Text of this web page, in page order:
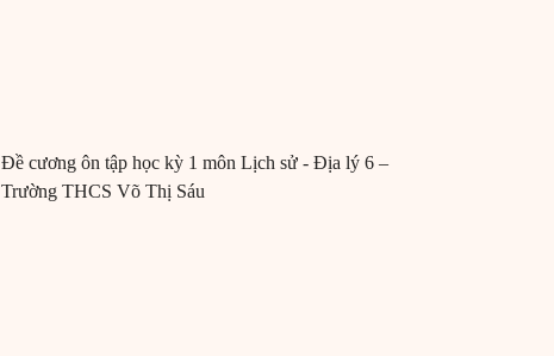
Đề cương ôn tập học kỳ 1 môn Lịch sử - Địa lý 6 –
Trường THCS Võ Thị Sáu